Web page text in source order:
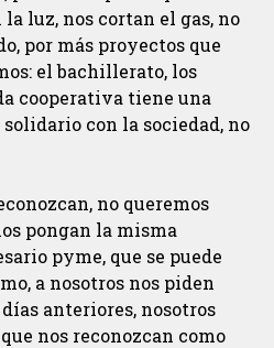
luz, nos cortan el gas, no
por más proyectos que
el bachillerato, los
cooperativa tiene una
con la sociedad, no
no queremos
pongan la misma
pyme, que se puede
a nosotros nos piden
anteriores, nosotros
nos reconozcan como